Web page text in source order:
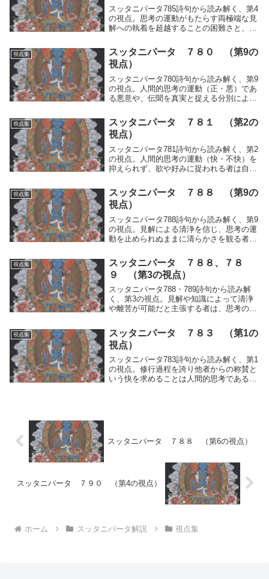
スッタニパータ785詩句から読み解く、第4
の視点。思考の運動がもたらす両極端な見
解への執着を超越することの困難さと、そ
よる取捨選択のあり方について、修行の本
質を記録。
視点集
スッタニパータ ７８０ （第9の
視点）
スッタニパータ780詩句から読み解く、第9
の視点。人間的思考の運動（正・悪）であ
る悪意や、伝聞を真実と捉える分別によっ
人間的思考の運動（正・悪）を制してそれ
に近づくことはなく、何事に対しても心が
荒むことがないという修行の本質を記録。
視点集
スッタニパータ ７８１ （第2の
視点）
スッタニパータ781詩句から読み解く、第2
の視点。人間的思考の運動（快・不快）を
抑えられず、欲や好みに捉われる者は自ら
な者は、自らの運動に基づく判断を完全で
あると誤認して語るが、その思考の運動自
体が人間としての不完全さであることを知
るべきであるという修行の本質を記録。
視点集
スッタニパータ ７８８ （第9の
視点）
スッタニパータ788詩句から読み解く、第9
の視点。見解による清浄を信じ、思考の運
動を止められぬままに清らかさを観る者
端に偏った理解に陥っている。修行の本質
を記録。
視点集
スッタニパータ ７８８、７８
９ （第3の視点）
スッタニパータ788・789詩句から読み解
く、第3の視点。見解や知識によって清浄
や離苦が可能だと主張する者は、思考の運
を離れた、煩悩と偏見にとらわれた人であ
る。修行の本質を記録。
視点集
スッタニパータ ７８３ （第1の
視点）
スッタニパータ783詩句から読み解く、第1
の視点。修行過程を誇り他者からの称賛と
いう快を求めることは人間的思考である。
スッタニパータ ７８８ （第6の視点）
スッタニパータ ７９０ （第4の視点）
ホーム スッタニパータ解説 視点集